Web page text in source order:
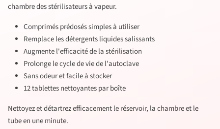
chambre des stérilisateurs à vapeur.
Comprimés prédosés simples à utiliser
Remplace les détergents liquides salissants
Augmente l'efficacité de la stérilisation
Prolonge le cycle de vie de l'autoclave
Sans odeur et facile à stocker
12 tablettes nettoyantes par boîte
Nettoyez et détartrez efficacement le réservoir, la chambre et le
tube en une minute.